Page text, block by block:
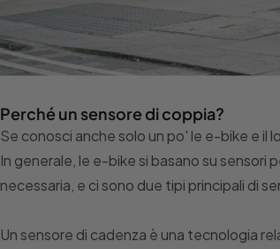
Perché un sensore di coppia?
Se conosci anche solo un po' le e-bike e il
In generale, le e-bike si basano su
necessaria, e ci sono due tipi principali di
Un sensore di cadenza è una tecnologia